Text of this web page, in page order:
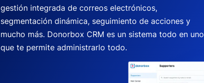
gestión integrada de correos electrónicos,
segmentación dinámica, seguimiento de acciones y
mucho más. Donorbox CRM es un sistema todo en uno
que te permite administrarlo todo.